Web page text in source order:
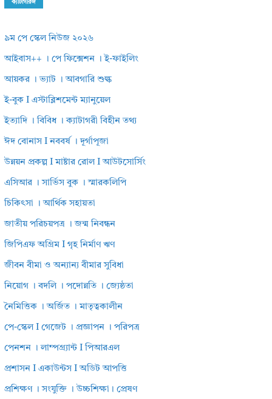
ক্যাটাগরিজ
৯ম পে স্কেল নিউজ ২০২৬
আইবাস++ । পে ফিক্সেশন । ই-ফাইলিং
আয়কর । ভ্যাট । আবগারি শুল্ক
ই-বুক I এস্টাব্লিশমেন্ট ম্যানুয়েল
ইত্যাদি । বিবিধ । ক্যাটাগরী বিহীন তথ্য
ঈদ বোনাস I নববর্ষ । দূর্গাপূজা
উন্নয়ন প্রকল্প I মাষ্টার রোল I আউটসোর্সিং
এসিআর । সার্ভিস বুক । স্মারকলিপি
চিকিৎসা । আর্থিক সহায়তা
জাতীয় পরিচয়পত্র । জন্ম নিবন্ধন
জিপিএফ অগ্রিম I গৃহ নির্মাণ ঋণ
জীবন বীমা ও অন্যান্য বীমার সুবিধা
নিয়োগ । বদলি । পদোন্নতি । জ্যেষ্ঠতা
নৈমিত্তিক । অর্জিত । মাতৃত্বকালীন
পে-স্কেল I গেজেট । প্রজ্ঞাপন । পরিপত্র
পেনশন । লাম্পগ্র্যান্ট I পিআরএল
প্রশাসন I একাউন্টস I অডিট আপত্তি
প্রশিক্ষণ । সংযুক্তি । উচ্চশিক্ষা। প্রেষণ